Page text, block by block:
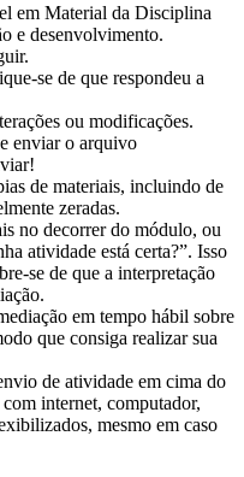
em Material da Disciplina
e desenvolvimento.
se de que respondeu a
ou modificações.
enviar o arquivo
de materiais, incluindo de
zeradas.
no decorrer do módulo, ou
atividade está certa?”. Isso
se de que a interpretação
em tempo hábil sobre
que consiga realizar sua
de atividade em cima do
internet, computador,
mesmo em caso